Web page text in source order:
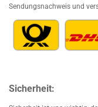
Sendungsnachweis und
Sicherheit: